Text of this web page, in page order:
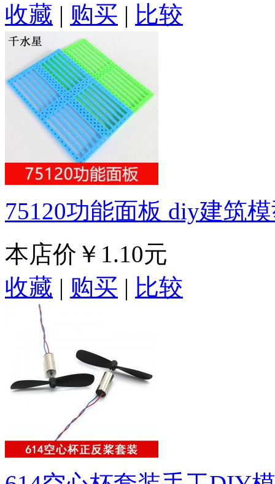
收藏 | 购买 | 比较
75120功能面板 diy建筑
本店价 ￥1.10元
收藏 | 购买 | 比较